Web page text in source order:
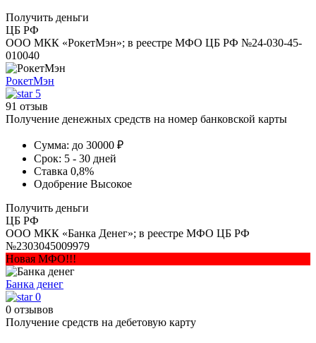
Получить деньги
ЦБ РФ
ООО МКК «РокетМэн»; в реестре МФО ЦБ РФ №24-030-45-
010040
РокетМэн
5
91 отзыв
Получение денежных средств на номер банковской карты
Сумма: до 30000 ₽
Срок: 5 - 30 дней
Ставка 0,8%
Одобрение Высокое
Получить деньги
ЦБ РФ
ООО МКК «Банка Денег»; в реестре МФО ЦБ РФ
№2303045009979
Новая МФО!!!
Банка денег
0
0 отзывов
Получение средств на дебетовую карту